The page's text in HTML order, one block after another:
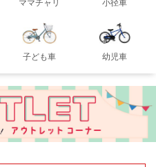
ママチャリ 小径車
子ども車 幼児車